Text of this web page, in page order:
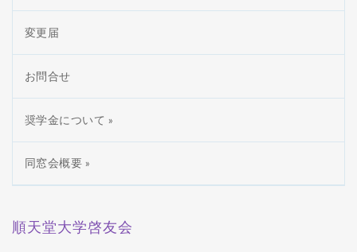
変更届
お問合せ
奨学金について »
同窓会概要 »
順天堂大学啓友会